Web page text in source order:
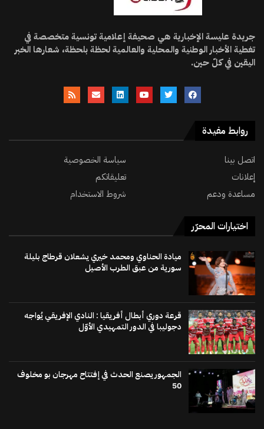
جريدة عليسة الإخبارية هي صحيفة إعلامية تونسية متخصصة في
تغطية الأخبار الوطنية والمحلية والعالمية لحظة بلحظة، شعارها الخبر
اليقين في كلّ حين.
روابط مفيدة
اتصل بينا
سياسة الخصوصية
إعلانات
تعليقاتكم
مساعدة ودعم
شروط الاستخدام
اختيارات المحرّر
ميادة الحناوي ومحمد خيري يشعلان قرطاج بليلة
سورية من عبق الطرب الأصيل
قرعة دوري أبطال أفريقيا : النادي الإفريقي يُواجه
دجوليبا في الدور التمهيدي الأوّل
الجمهور يصنع الحدث في إفتتاح مهرجان بو مخلوف
50